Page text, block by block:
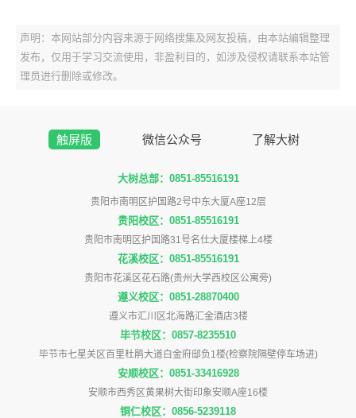
声明：本网站部分内容来源于网络搜集及网友投稿，由本站编辑整理
发布，仅用于学习交流使用，非盈利目的，如涉及侵权请联系本站管
理员进行删除或修改。
触屏版 微信公众号 了解大树
大树总部：0851-85516191
贵阳市南明区护国路2号中东大厦A座12层
贵阳校区：0851-85516191
贵阳市南明区护国路31号名仕大厦楼梯上4楼
花溪校区：0851-85516191
贵阳市花溪区花石路(贵州大学西校区公寓旁)
遵义校区：0851-28870400
遵义市汇川区北海路汇金酒店3楼
毕节校区：0857-8235510
毕节市七星关区百里杜鹃大道白金府邸负1楼(检察院隔壁停车场进)
安顺校区：0851-33416928
安顺市西秀区黄果树大街印象安顺A座16楼
铜仁校区：0856-5239118